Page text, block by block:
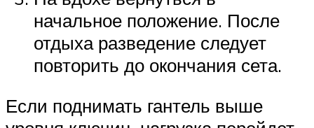
начальное положение. После
отдыха разведение следует
повторить до окончания сета.
Если поднимать гантель выше